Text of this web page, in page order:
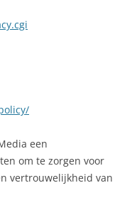
een
om te zorgen voor
vertrouwelijkheid van